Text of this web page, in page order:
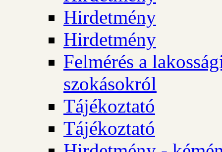
Hirdetmény
Hirdetmény
Felmérés a
szokásokról
Tájékoztató
Tájékoztató